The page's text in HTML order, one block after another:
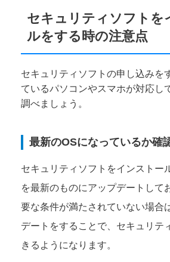
セキュリティソフトを
ルをする時の注意点
セキュリティソフトの申し込みを
ているパソコンやスマホが対応し
調べましょう。
最新のOSになっているか確
セキュリティソフトをインストー
を最新のものにアップデートして
要な条件が満たされていない場合
デートをすることで、セキュリテ
きるようになります。